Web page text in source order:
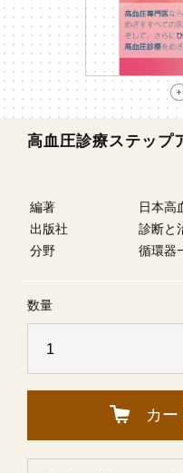
高血圧診療ステップ
編著
日本高
出版社
診断と
分野
循環器
数量
カー